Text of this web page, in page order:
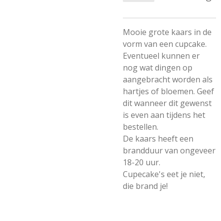
Mooie grote kaars in de
vorm van een cupcake.
Eventueel kunnen er
nog wat dingen op
aangebracht worden als
hartjes of bloemen. Geef
dit wanneer dit gewenst
is even aan tijdens het
bestellen.
De kaars heeft een
brandduur van ongeveer
18-20 uur.
Cupecake's eet je niet,
die brand je!